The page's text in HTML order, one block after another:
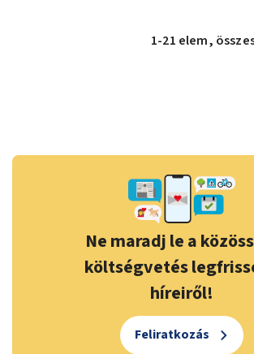
1-21 elem,
Ne maradj le a
költségvetés
híreiről!
Feliratkozás